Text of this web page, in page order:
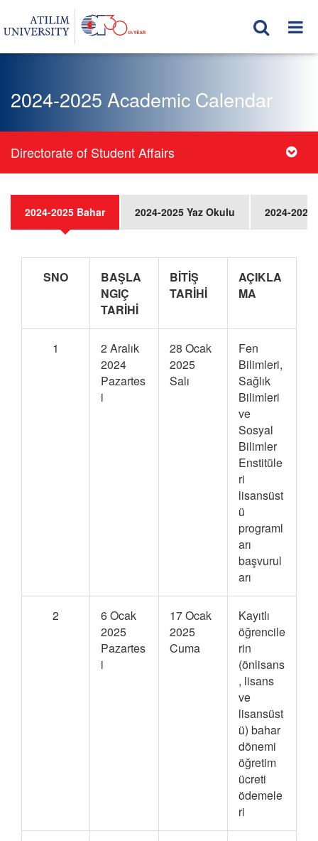
2024-2025 Academic Calendar
Directorate of Student Affairs
2024-2025 Bahar 2024-2025 Yaz Okulu 2024-2025
SNO
BAŞLA
NGIÇ
TARİHİ
BİTİŞ
TARİHİ
AÇIKLA
MA
1
2 Aralık
2024
Pazartes
i
28 Ocak
2025
Salı
Fen
Bilimleri,
Sağlık
Bilimleri
ve
Sosyal
Bilimler
Enstitüle
ri
lisansüst
ü
programl
arı
başvurul
arı
2
6 Ocak
2025
Pazartes
i
17 Ocak
2025
Cuma
Kayıtlı
öğrencile
rin
(önlisans
, lisans
ve
lisansüst
ü) bahar
dönemi
öğretim
ücreti
ödemele
ri